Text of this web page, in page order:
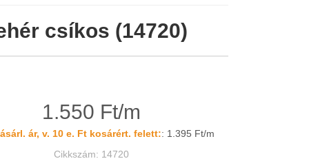
csíkos (14720)
1.550 Ft/m
ár, v. 10 e. Ft kosárért. felett:: 1.395 Ft/m
Cikkszám: 14720